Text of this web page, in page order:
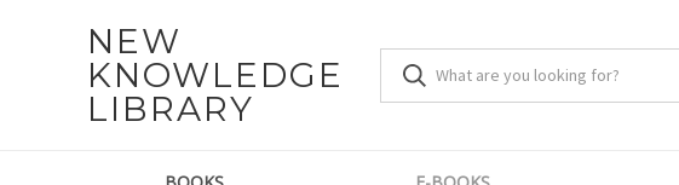
NEW
KNOWLEDGE
LIBRARY